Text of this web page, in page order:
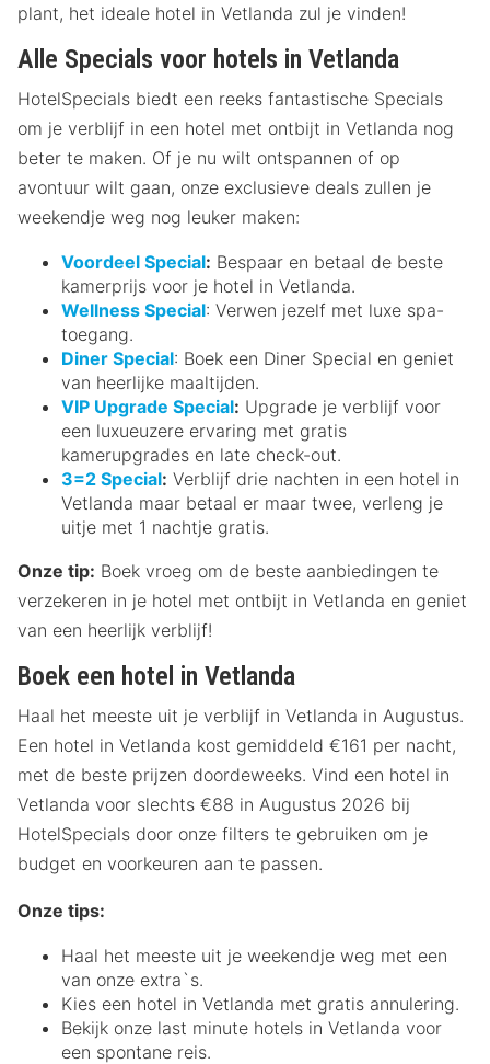
plant, het ideale hotel in Vetlanda zul je vinden!
Alle Specials voor hotels in Vetlanda
HotelSpecials biedt een reeks fantastische Specials
om je verblijf in een hotel met ontbijt in Vetlanda nog
beter te maken. Of je nu wilt ontspannen of op
avontuur wilt gaan, onze exclusieve deals zullen je
weekendje weg nog leuker maken:
Voordeel Special: Bespaar en betaal de beste
kamerprijs voor je hotel in Vetlanda.
Wellness Special: Verwen jezelf met luxe spa-
toegang.
Diner Special: Boek een Diner Special en geniet
van heerlijke maaltijden.
VIP Upgrade Special: Upgrade je verblijf voor
een luxueuzere ervaring met gratis
kamerupgrades en late check-out.
3=2 Special: Verblijf drie nachten in een hotel in
Vetlanda maar betaal er maar twee, verleng je
uitje met 1 nachtje gratis.
Onze tip: Boek vroeg om de beste aanbiedingen te
verzekeren in je hotel met ontbijt in Vetlanda en geniet
van een heerlijk verblijf!
Boek een hotel in Vetlanda
Haal het meeste uit je verblijf in Vetlanda in Augustus.
Een hotel in Vetlanda kost gemiddeld €161 per nacht,
met de beste prijzen doordeweeks. Vind een hotel in
Vetlanda voor slechts €88 in Augustus 2026 bij
HotelSpecials door onze filters te gebruiken om je
budget en voorkeuren aan te passen.
Onze tips:
Haal het meeste uit je weekendje weg met een
van onze extra`s.
Kies een hotel in Vetlanda met gratis annulering.
Bekijk onze last minute hotels in Vetlanda voor
een spontane reis.